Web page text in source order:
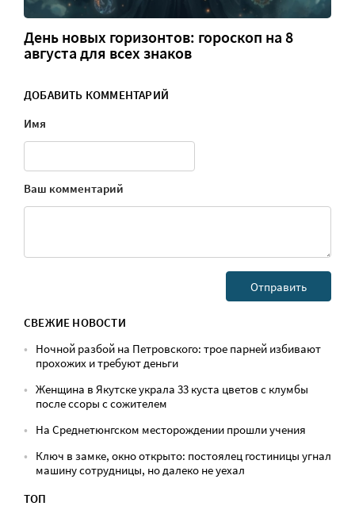
День новых горизонтов: гороскоп на 8
августа для всех знаков
ДОБАВИТЬ КОММЕНТАРИЙ
Имя
Ваш комментарий
СВЕЖИЕ НОВОСТИ
Ночной разбой на Петровского: трое парней избивают
прохожих и требуют деньги
Женщина в Якутске украла 33 куста цветов с клумбы
после ссоры с сожителем
На Среднетюнгском месторождении прошли учения
Ключ в замке, окно открыто: постоялец гостиницы угнал
машину сотрудницы, но далеко не уехал
ТОП